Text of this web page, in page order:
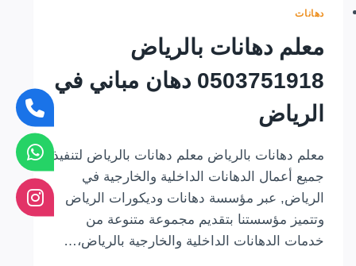
دهانات
معلم دهانات بالرياض
0503751918 دهان مباني في
الرياض
معلم دهانات بالرياض معلم دهانات بالرياض لتنفيذ
جميع أعمال الدهانات الداخلية والخارجية في
الرياض, عبر مؤسسة دهانات وديكورات الرياض
وتتميز مؤسستنا بتقديم مجموعة متنوعة من
خدمات الدهانات الداخلية والخارجية بالرياض،…